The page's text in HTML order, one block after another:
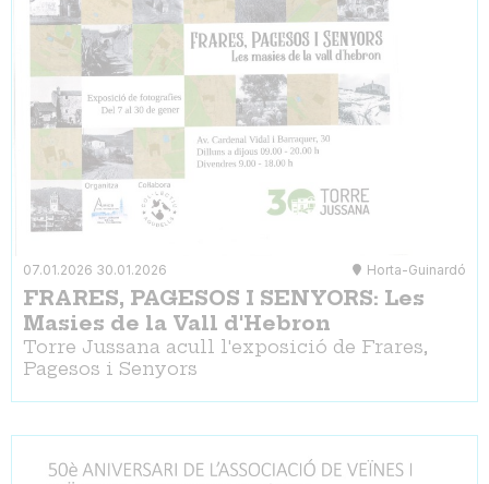
07.01.2026 30.01.2026 Horta-Guinardó
FRARES, PAGESOS I SENYORS: Les
Masies de la Vall d'Hebron
Torre Jussana acull l'exposició de Frares,
Pagesos i Senyors